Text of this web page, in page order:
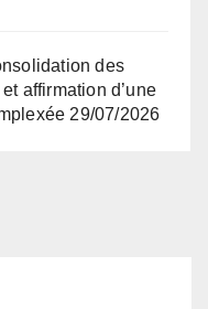
des
affirmation d’une
29/07/2026